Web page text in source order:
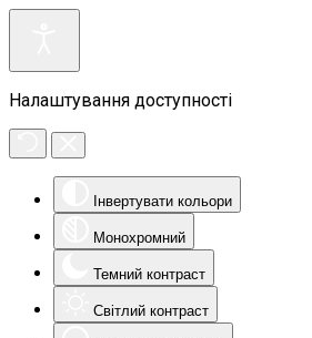
Налаштування доступності
Інвертувати кольори
Монохромний
Темний контраст
Світлий контраст